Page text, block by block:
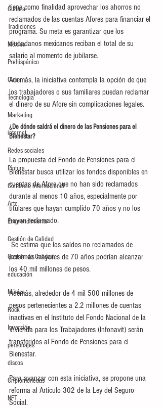
Cultura
Tradiciones
México
Prehispánico
Cine
Tecnología
Marketing
internet
Redes sociales
Pintura
Comercio internacional
Arte
Emprendimiento
Gestión de Calidad
Gestión de Calidad
educación
Música
Rock
Inversión
personajes
discos
Criptomonedas
NFT
tiene como finalidad aprovechar los ahorros no
reclamados de las cuentas Afores para financiar el
programa. Su meta es garantizar que los
ciudadanos mexicanos reciban el total de su
salario al momento de jubilarse.
Además, la iniciativa contempla la opción de que
los trabajadores o sus familiares puedan reclamar
el dinero de su Afore sin complicaciones legales.
¿De dónde saldrá el dinero de las Pensiones para el
Bienestar?
La propuesta del Fondo de Pensiones para el
Bienestar busca utilizar los fondos disponibles en
cuentas de Afore que no han sido reclamados
durante al menos 10 años, especialmente por
titulares que hayan cumplido 70 años y no los
hayan reclamado.
Se estima que los saldos no reclamados de
personas mayores de 70 años podrían alcanzar
los 40 mil millones de pesos.
Además, alrededor de 4 mil 500 millones de
pesos pertenecientes a 2.2 millones de cuentas
inactivas en el Instituto del Fondo Nacional de la
Vivienda para los Trabajadores (Infonavit) serán
transferidos al Fondo de Pensiones para el
Bienestar.
Para avanzar con esta iniciativa, se propone una
reforma al Artículo 302 de la Ley del Seguro
Social.